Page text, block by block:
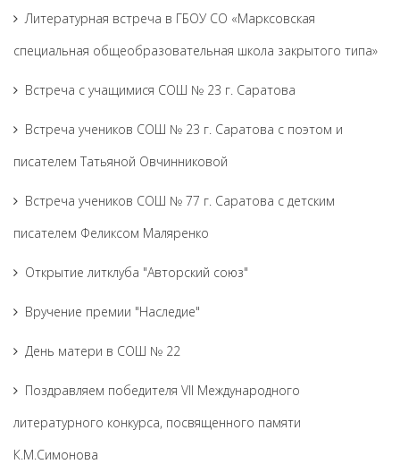
Литературная встреча в ГБОУ СО «Марксовская
специальная общеобразовательная школа закрытого типа»
Встреча с учащимися СОШ № 23 г. Саратова
Встреча учеников СОШ № 23 г. Саратова с поэтом и
писателем Татьяной Овчинниковой
Встреча учеников СОШ № 77 г. Саратова с детским
писателем Феликсом Маляренко
Открытие литклуба "Авторский союз"
Вручение премии "Наследие"
День матери в СОШ № 22
Поздравляем победителя VII Международного
литературного конкурса, посвященного памяти
К.М.Симонова